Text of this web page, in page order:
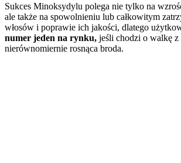
Sukces Minoksydylu polega nie tylko na
ale także na spowolnieniu lub całkowitym
włosów i poprawie ich jakości, dlatego
numer jeden na rynku, jeśli chodzi o walkę z
nierównomiernie rosnąca broda.